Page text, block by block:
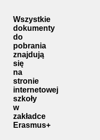
Wszystkie
dokumenty
do
pobrania
znajdują
się
na
stronie
internetowej
szkoły
w
zakładce
Erasmus+